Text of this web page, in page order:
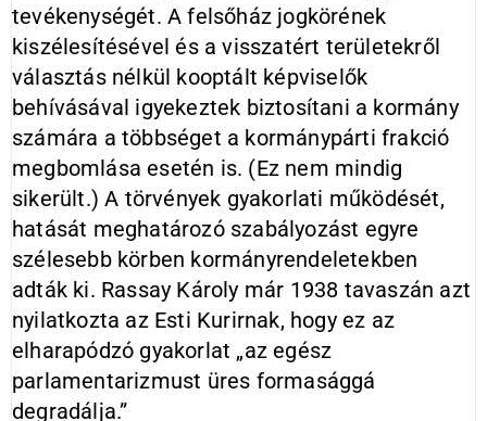
tevékenységét. A felsőház jogkörének
kiszélesítésével és a visszatért területekről
választás nélkül kooptált képviselők
behívásával igyekeztek biztosítani a kormány
számára a többséget a kormánypárti frakció
megbomlása esetén is. (Ez nem mindig
sikerült.) A törvények gyakorlati működését,
hatását meghatározó szabályozást egyre
szélesebb körben kormányrendeletekben
adták ki. Rassay Károly már 1938 tavaszán azt
nyilatkozta az Esti Kurirnak, hogy ez az
elharapódzó gyakorlat „az egész
parlamentarizmust üres formasággá
degradálja.”